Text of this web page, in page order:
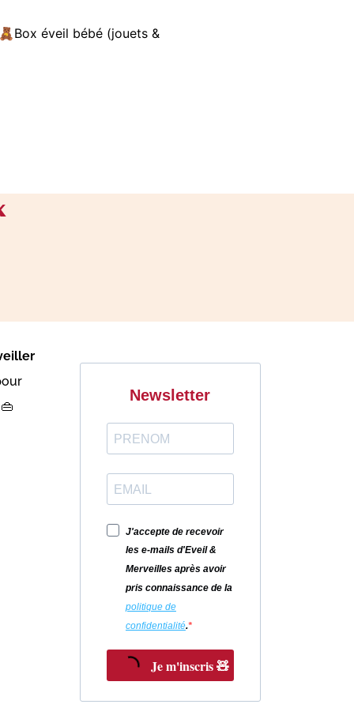
éveil bébé (jouets &
Newsletter
J'accepte de recevoir
les e-mails d'Eveil &
Merveilles après avoir
pris connaissance de la
politique de
confidentialité.
Je m'inscris 🧸